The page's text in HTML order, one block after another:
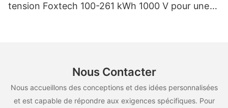
tension Foxtech 100-261 kWh 1000 V pour une
Nous Contacter
Nous accueillons des conceptions et des idées personnalisées
et est capable de répondre aux exigences spécifiques. Pour